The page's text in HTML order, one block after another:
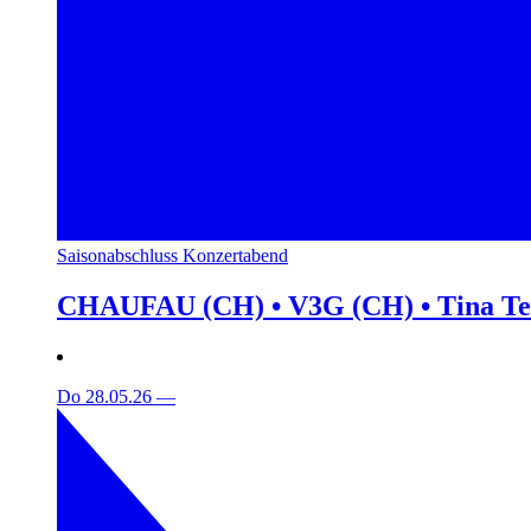
Saisonabschluss Konzertabend
CHAUFAU (CH) • V3G (CH) • Tina
Do 28.05.26 —